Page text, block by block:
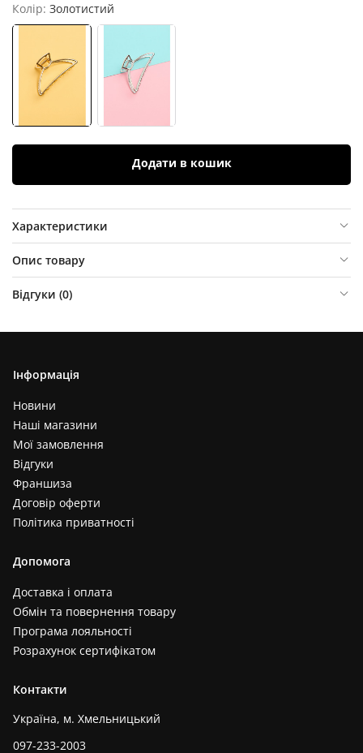
Колір: Золотистий
Додати в кошик
Характеристики
Опис товару
Відгуки (0)
Інформація
Новини
Наші магазини
Мої замовлення
Відгуки
Франшиза
Договір оферти
Політика приватності
Допомога
Доставка і оплата
Обмін та повернення товару
Програма лояльності
Розрахунок сертифікатом
Контакти
Україна, м. Хмельницький
097-233-2003